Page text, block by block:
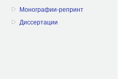
Монографии-репринт
Диссертации